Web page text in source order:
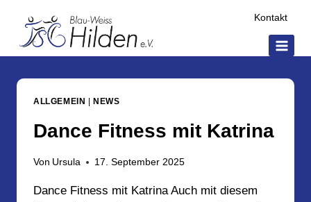
Inhalt
springen
Kontakt
ALLGEMEIN NEWS
Dance Fitness mit Katrina
Von Ursula 17. September 2025
Dance Fitness mit Katrina Auch mit diesem